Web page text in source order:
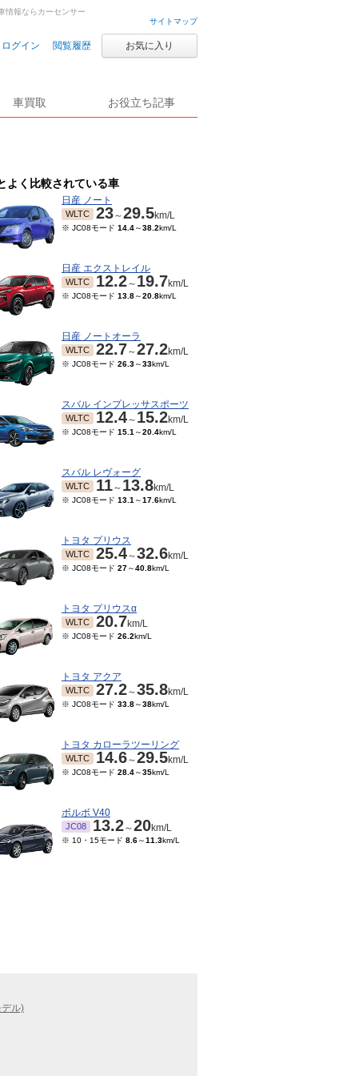
サイトマップ
ログイン 閲覧履歴 お気に入り
車買取 お役立ち記事
情報ならカーセンサー
よく比較されている車
日産 ノート
WLTC 23～29.5km/L
※ JC08モード 14.4～38.2km/L
日産 エクストレイル
WLTC 12.2～ 19.7km/L
※ JC08モード 13.8～20.8km/L
日産 ノートオーラ
WLTC 22.7～27.2km/L
※ JC08モード 26.3～33km/L
スバル インプレッサスポーツ
WLTC 12.4～ 15.2km/L
※ JC08モード 15.1 ～20.4km/L
スバル レヴォーグ
WLTC 11～ 13.8km/L
※ JC08モード 13.1 ～17.6km/L
トヨタ プリウス
WLTC 25.4～32.6km/L
※ JC08モード 27～40.8km/L
トヨタ プリウスα
WLTC 20.7km/L
※ JC08モード 26.2km/L
トヨタ アクア
WLTC 27.2～35.8km/L
※ JC08モード 33.8～38km/L
トヨタ カローラツーリング
WLTC 14.6～29.5km/L
※ JC08モード 28.4～35km/L
ボルボ V40
JC08 13.2～20km/L
※ 10・15モード 8.6～11.3km/L
ル)